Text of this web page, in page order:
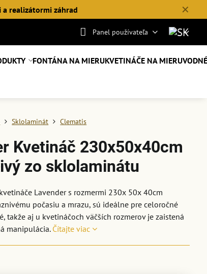
✕
realizátormi záhrad
Panel používateľa
FONTÁNA NA MIERUKVETINÁČE NA MIERU
Sklolaminát Clematis
Kvetináč 230x50x40cm
zo sklolaminátu
Lavender s rozmermi 230x 50x 40cm
počasiu a mrazu, sú ideálne pre celoročné
takže aj u kvetináčoch väčších rozmerov je zaistená
manipulácia.Čítajte viac